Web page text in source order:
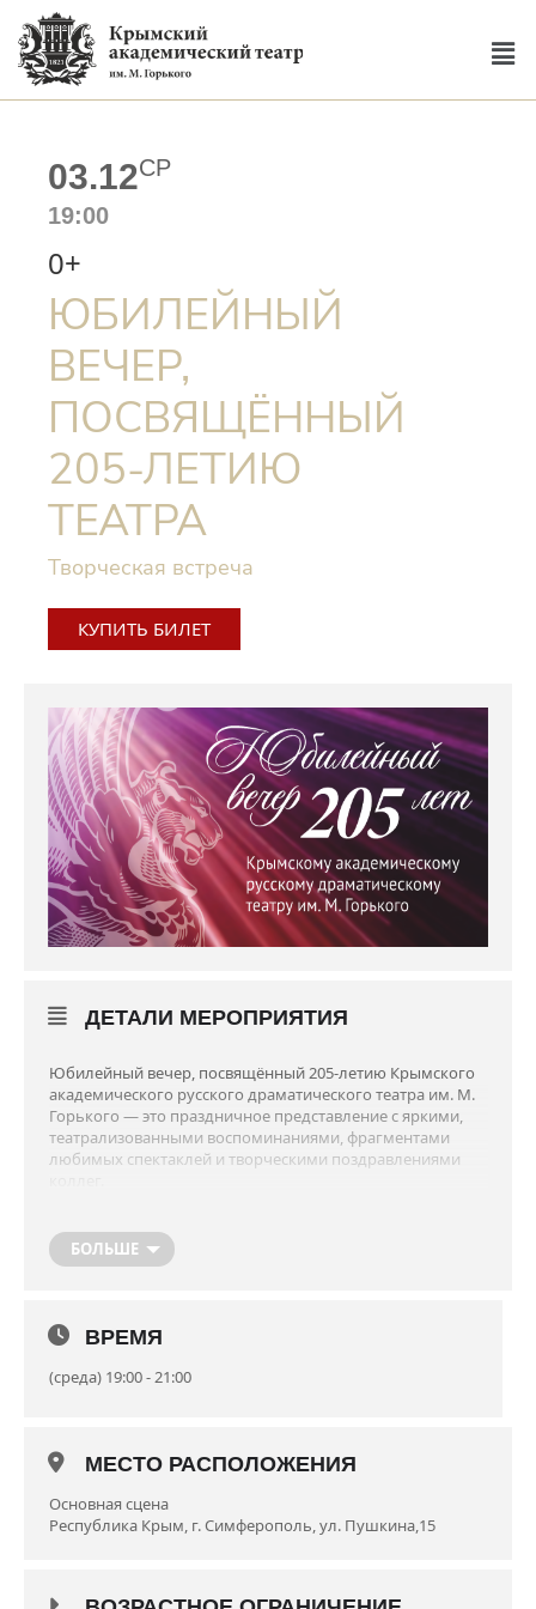
03.12СР
19:00
0+
КУПИТЬ БИЛЕТ
ЮБИЛЕЙНЫЙ
ВЕЧЕР,
ПОСВЯЩЁННЫЙ
205-ЛЕТИЮ
ТЕАТРА
Творческая встреча
ДЕТАЛИ МЕРОПРИЯТИЯ
Юбилейный вечер, посвящённый 205-летию Крымского
академического русского драматического театра им. М.
Горького — это праздничное представление с яркими,
театрализованными воспоминаниями, фрагментами
любимых спектаклей и творческими поздравлениями
БОЛЬШЕ
ВРЕМЯ
(среда) 19:00 - 21:00
МЕСТО РАСПОЛОЖЕНИЯ
Основная сцена
Республика Крым, г. Симферополь, ул. Пушкина,15